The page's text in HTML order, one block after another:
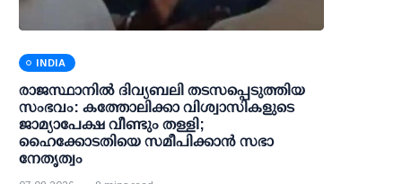
INDIA
രാജസ്ഥാനിൽ ദിവ്യബലി തടസപ്പെടുത്തിയ
സംഭവം: കത്തോലിക്കാ വിശ്വാസികളുടെ
ജാമ്യാപേക്ഷ വീണ്ടും തള്ളി;
ഹൈക്കോടതിയെ സമീപിക്കാൻ സഭാ
നേതൃത്വം